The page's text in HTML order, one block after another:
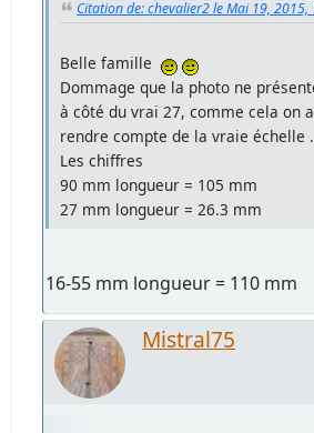
Citation de: chevalier2 le Mai 19, 2015,
Belle famille
Dommage que la photo ne
à côté du vrai 27, comme cela on
rendre compte de la vraie échelle
Les chiffres
90 mm longueur = 105 mm
27 mm longueur = 26.3 mm
16-55 mm longueur = 110 mm
Mistral75